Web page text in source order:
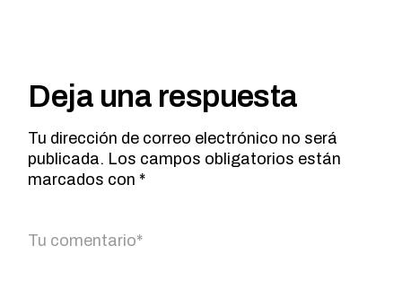
Deja una respuesta
Tu dirección de correo electrónico no será
publicada. Los campos obligatorios están
marcados con *